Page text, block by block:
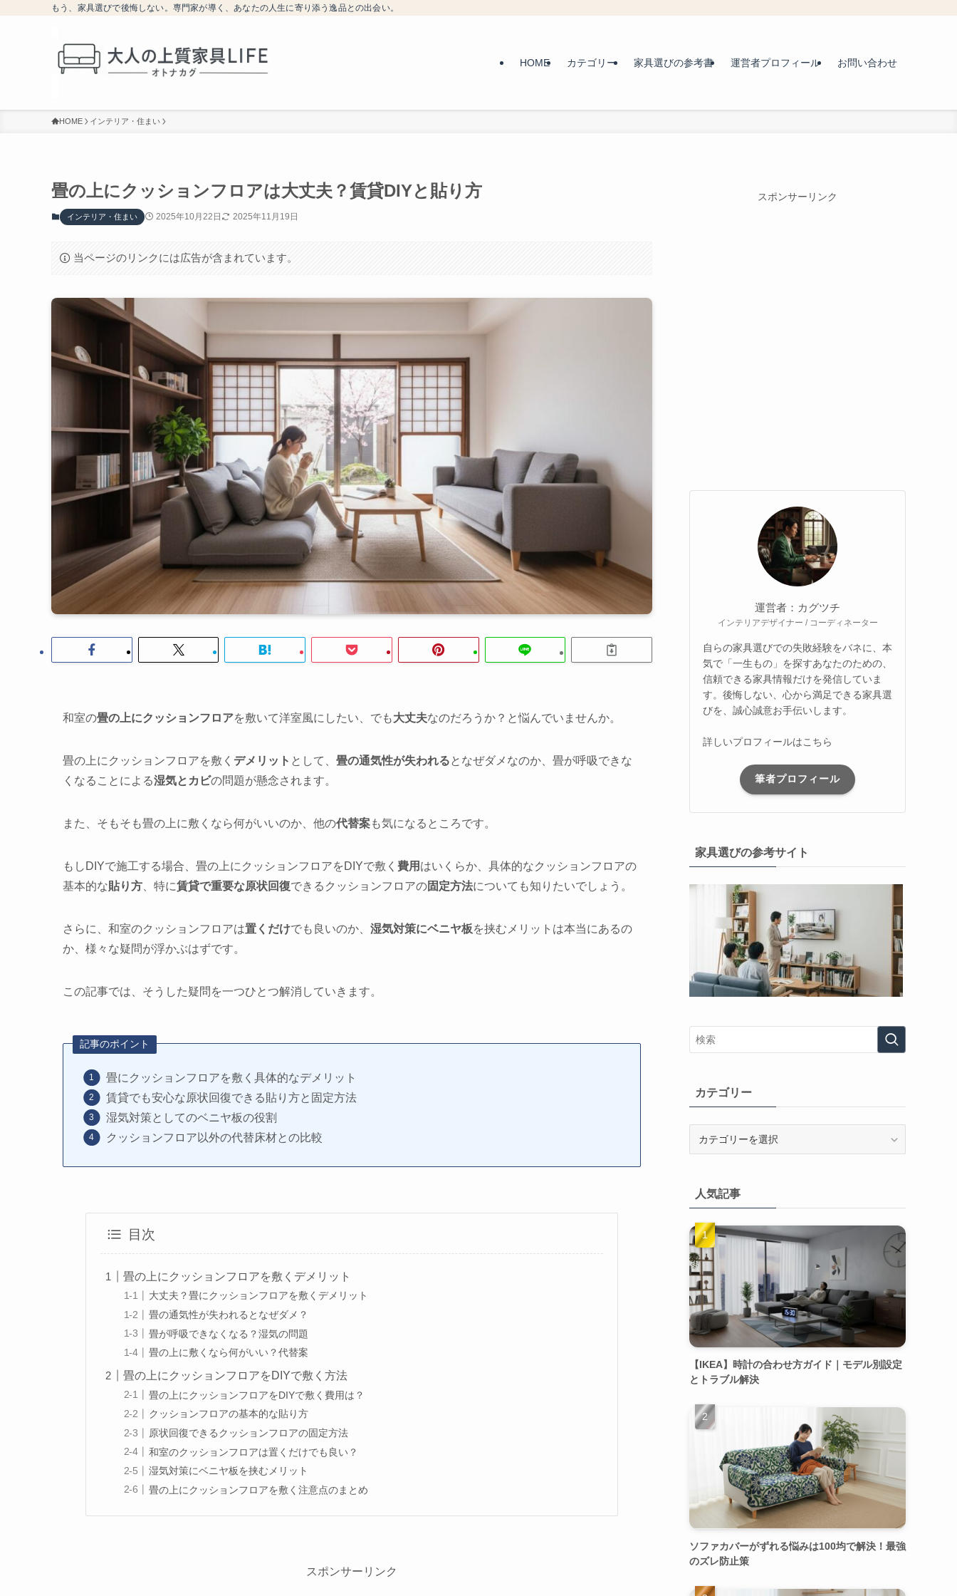
もう、家具選びで後悔しない。専門家が導く、あなたの人生に寄り添う逸品との出会い。
HOME カテゴリー 家具選びの参考書 運営者プロフィール お問い合わせ
HOME インテリア・住まい
畳の上にクッションフロアは大丈夫？賃貸DIYと貼り方
インテリア・住まい 2025年10月22日 2025年11月19日
当ページのリンクには広告が含まれています。
和室の畳の上にクッションフロアを敷いて洋室風にしたい、でも大丈夫なのだろうか？と悩んでいませんか。
畳の上にクッションフロアを敷く デメリット として、 畳の通気性が失われるとなぜダメなのか、畳が呼吸できな
くなることによる湿気とカビの問題が懸念されます。
また、そもそも畳の上に敷くなら何がいいのか、他の代替案も気になるところです。
もしDIYで施工する場合、畳の上にクッションフロアをDIYで敷く 費用 はいくらか、具体的なクッションフロアの
基本的な貼り方 、特に賃貸で重要な原状回復できるクッションフロアの固定方法についても知りたいでしょう。
さらに、和室のクッションフロアは置くだけでも良いのか、 湿気対策にベニヤ板を挟むメリットは本当にあるの
か、様々な疑問が浮かぶはずです。
この記事では、そうした疑問を一つひとつ解消していきます。
記事のポイント
畳にクッションフロアを敷く具体的なデメリット
賃貸でも安心な原状回復できる貼り方と固定方法
湿気対策としてのベニヤ板の役割
クッションフロア以外の代替床材との比較
目次
畳の上にクッションフロアを敷くデメリット
大丈夫？畳にクッションフロアを敷くデメリット
畳の通気性が失われるとなぜダメ？
畳が呼吸できなくなる？湿気の問題
畳の上に敷くなら何がいい？代替案
畳の上にクッションフロアをDIYで敷く方法
畳の上にクッションフロアをDIYで敷く費用は？
クッションフロアの基本的な貼り方
原状回復できるクッションフロアの固定方法
和室のクッションフロアは置くだけでも良い？
湿気対策にベニヤ板を挟むメリット
畳の上にクッションフロアを敷く注意点のまとめ
スポンサーリンク
スポンサーリンク
運営者：カグツチ
インテリアデザイナー / コーディネーター
自らの家具選びでの失敗経験をバネに、本
気で「一生もの」を探すあなたのための、
信頼できる家具情報だけを発信していま
す。後悔しない、心から満足できる家具選
びを、誠心誠意お手伝いします。
詳しいプロフィールはこちら
筆者プロフィール
家具選びの参考サイト
カテゴリー
ー人気記事
【IKEA】時計の合わせ方ガイド｜モデル別設定
とトラブル解決
ソファカバーがずれる悩みは100均で解決！最強
のズレ防止策